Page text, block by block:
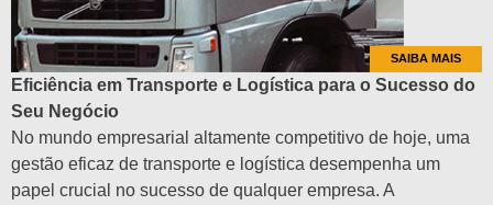
SAIBA MAIS
Eficiência em Transporte e Logística para o Sucesso do
Seu Negócio
No mundo empresarial altamente competitivo de hoje, uma
gestão eficaz de transporte e logística desempenha um
papel crucial no sucesso de qualquer empresa. A